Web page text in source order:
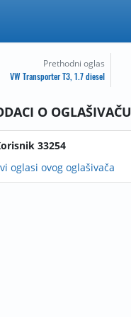
Prethodni oglas
VW Transporter T3, 1.7 diesel
O OGLAŠIVAČU
33254
oglasi ovog oglašivača